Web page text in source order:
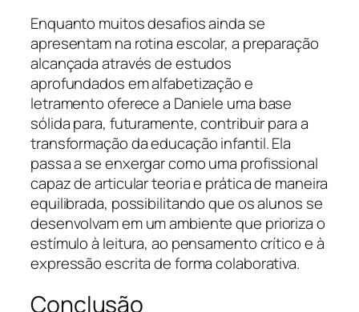
Enquanto muitos desafios ainda se
apresentam na rotina escolar, a preparação
alcançada através de estudos
aprofundados em alfabetização e
letramento oferece a Daniele uma base
sólida para, futuramente, contribuir para a
transformação da educação infantil. Ela
passa a se enxergar como uma profissional
capaz de articular teoria e prática de maneira
equilibrada, possibilitando que os alunos se
desenvolvam em um ambiente que prioriza o
estímulo à leitura, ao pensamento crítico e à
expressão escrita de forma colaborativa.
Conclusão